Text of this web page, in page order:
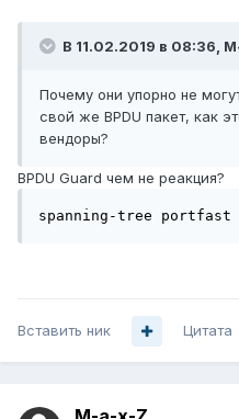
В 11.02.2019 в 08:36,
Почему они упорно не
свой же BPDU пакет, как
вендоры?
BPDU Guard чем не реакция?
spanning-tree portfast
Вставить ник Цитата